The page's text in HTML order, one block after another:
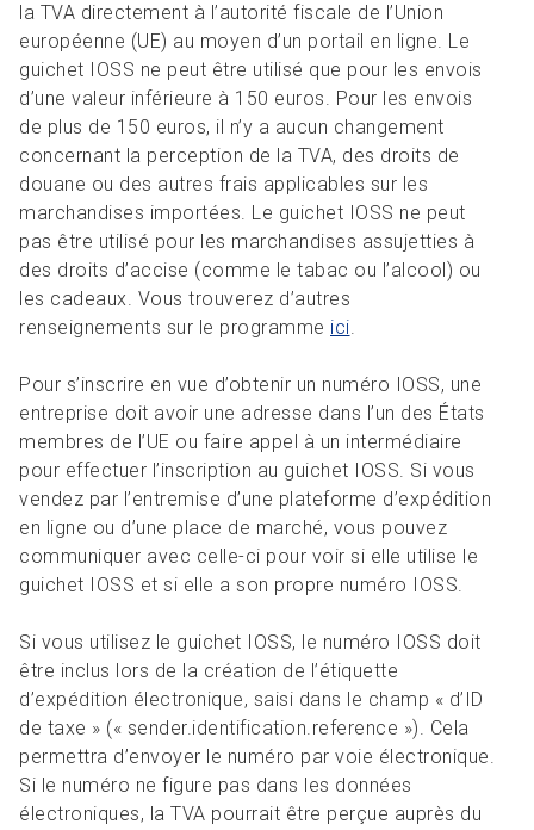
la TVA directement à l’autorité fiscale de l’Union
européenne (UE) au moyen d’un portail en ligne. Le
guichet IOSS ne peut être utilisé que pour les envois
d’une valeur inférieure à 150 euros. Pour les envois
de plus de 150 euros, il n’y a aucun changement
concernant la perception de la TVA, des droits de
douane ou des autres frais applicables sur les
marchandises importées. Le guichet IOSS ne peut
pas être utilisé pour les marchandises assujetties à
des droits d’accise (comme le tabac ou l’alcool) ou
les cadeaux. Vous trouverez d’autres
renseignements sur le programme ici.
Pour s’inscrire en vue d’obtenir un numéro IOSS, une
entreprise doit avoir une adresse dans l’un des États
membres de l’UE ou faire appel à un intermédiaire
pour effectuer l’inscription au guichet IOSS. Si vous
vendez par l’entremise d’une plateforme d’expédition
en ligne ou d’une place de marché, vous pouvez
communiquer avec celle-ci pour voir si elle utilise le
guichet IOSS et si elle a son propre numéro IOSS.
Si vous utilisez le guichet IOSS, le numéro IOSS doit
être inclus lors de la création de l’étiquette
d’expédition électronique, saisi dans le champ « d’ID
de taxe » (« sender.identification.reference »). Cela
permettra d’envoyer le numéro par voie électronique.
Si le numéro ne figure pas dans les données
électroniques, la TVA pourrait être perçue auprès du